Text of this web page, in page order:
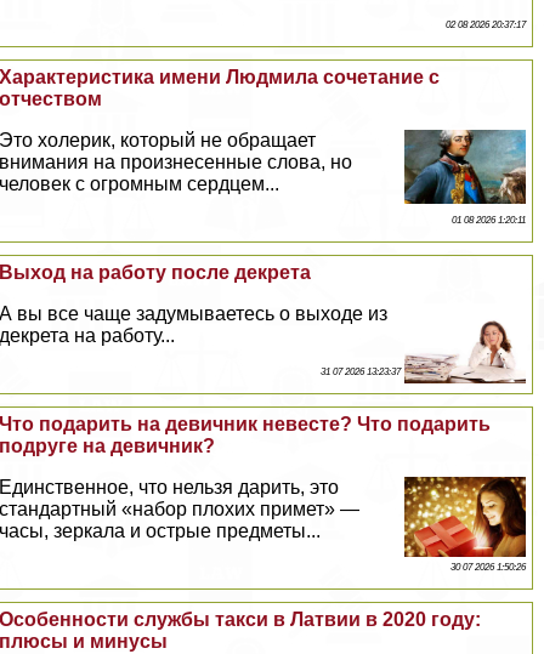
02 08 2026 20:37:17
Хаpaктеристика имени Людмила сочетание с
отчеством
Это холерик, который не обращает
внимания на произнесенные слова, но
человек с огромным сердцем...
01 08 2026 1:20:11
Выход на работу после декрета
А вы все чаще задумываетесь о выходе из
декрета на работу...
31 07 2026 13:23:37
Что подарить на девичник невесте? Что подарить
подруге на девичник?
Единственное, что нельзя дарить, это
стандартный «набор плохих примет» —
часы, зеркала и острые предметы...
30 07 2026 1:50:26
Особенности службы такси в Латвии в 2020 году:
плюсы и минусы